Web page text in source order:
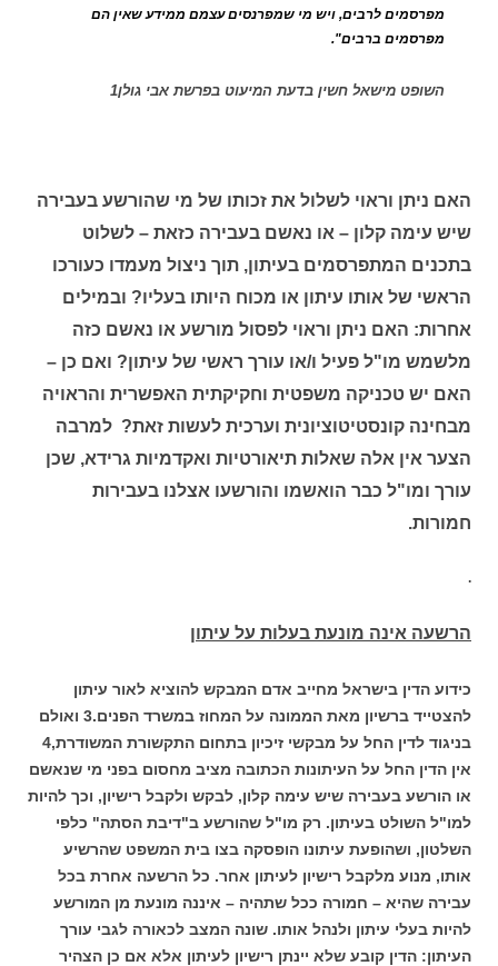
מפרסמים לרבים, ויש מי שמפרנסים עצמם ממידע שאין הם
מפרסמים ברבים".
השופט מישאל חשין בדעת המיעוט בפרשת אבי גולן1
האם ניתן וראוי לשלול את זכותו של מי שהורשע בעבירה
שיש עימה קלון – או נאשם בעבירה כזאת – לשלוט
בתכנים המתפרסמים בעיתון, תוך ניצול מעמדו כעורכו
הראשי של אותו עיתון או מכוח היותו בעליו? ובמילים
אחרות: האם ניתן וראוי לפסול מורשע או נאשם כזה
מלשמש מו"ל פעיל ו/או עורך ראשי של עיתון? ואם כן –
האם יש טכניקה משפטית וחקיקתית האפשרית והראויה
מבחינה קונסטיטוציונית וערכית לעשות זאת? למרבה
הצער אין אלה שאלות תיאורטיות ואקדמיות גרידא, שכן
עורך ומו"ל כבר הואשמו והורשעו אצלנו בעבירות
חמורות.
.
הרשעה אינה מונעת בעלות על עיתון
כידוע הדין בישראל מחייב אדם המבקש להוציא לאור עיתון
להצטייד ברשיון מאת הממונה על המחוז במשרד הפנים.3 ואולם
בניגוד לדין החל על מבקשי זיכיון בתחום התקשורת המשודרת,4
אין הדין החל על העיתונות הכתובה מציב מחסום בפני מי שנאשם
או הורשע בעבירה שיש עימה קלון, לבקש ולקבל רישיון, וכך להיות
למו"ל השולט בעיתון. רק מו"ל שהורשע ב"דיבת הסתה" כלפי
השלטון, ושהופעת עיתונו הופסקה בצו בית המשפט שהרשיע
אותו, מנוע מלקבל רישיון לעיתון אחר. כל הרשעה אחרת בכל
עבירה שהיא – חמורה ככל שתהיה – איננה מונעת מן המורשע
להיות בעלי עיתון ולנהל אותו. שונה המצב לכאורה לגבי עורך
העיתון: הדין קובע שלא יינתן רישיון לעיתון אלא אם כן הצהיר